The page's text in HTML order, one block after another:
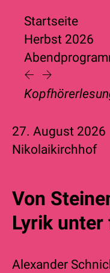
Startseite
Herbst 2026
27. August 2026
Nikolaikirchhof
Von
Lyrik
Alexander